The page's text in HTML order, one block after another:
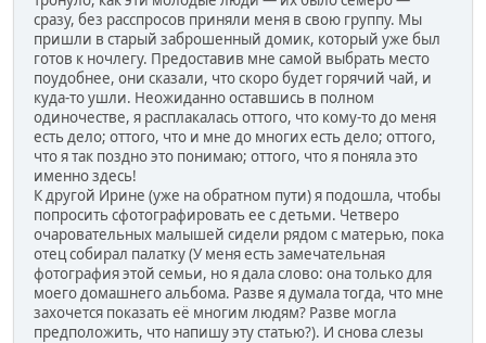
сразу, без расспросов приняли меня в свою группу. Мы
пришли в старый заброшенный домик, который уже был
готов к ночлегу. Предоставив мне самой выбрать место
поудобнее, они сказали, что скоро будет горячий чай, и
куда-то ушли. Неожиданно оставшись в полном
одиночестве, я расплакалась оттого, что кому-то до меня
есть дело; оттого, что и мне до многих есть дело; оттого,
что я так поздно это понимаю; оттого, что я поняла это
именно здесь!
К другой Ирине (уже на обратном пути) я подошла, чтобы
попросить сфотографировать ее с детьми. Четверо
очаровательных малышей сидели рядом с матерью, пока
отец собирал палатку (У меня есть замечательная
фотография этой семьи, но я дала слово: она только для
моего домашнего альбома. Разве я думала тогда, что мне
захочется показать её многим людям? Разве могла
предположить, что напишу эту статью?). И снова слезы